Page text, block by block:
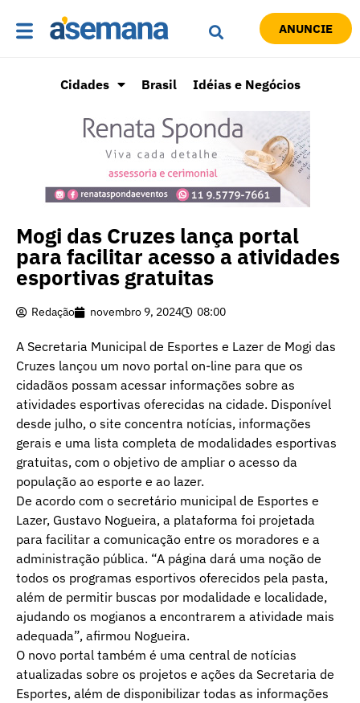
ANUNCIE
Cidades Brasil Idéias e Negócios
Mogi das Cruzes lança portal
para facilitar acesso a atividades
esportivas gratuitas
Redação novembro 9, 2024 08:00
A Secretaria Municipal de Esportes e Lazer de Mogi das
Cruzes lançou um novo portal on-line para que os
cidadãos possam acessar informações sobre as
atividades esportivas oferecidas na cidade. Disponível
desde julho, o site concentra notícias, informações
gerais e uma lista completa de modalidades esportivas
gratuitas, com o objetivo de ampliar o acesso da
população ao esporte e ao lazer.
De acordo com o secretário municipal de Esportes e
Lazer, Gustavo Nogueira, a plataforma foi projetada
para facilitar a comunicação entre os moradores e a
administração pública. “A página dará uma noção de
todos os programas esportivos oferecidos pela pasta,
além de permitir buscas por modalidade e localidade,
ajudando os mogianos a encontrarem a atividade mais
adequada”, afirmou Nogueira.
O novo portal também é uma central de notícias
atualizadas sobre os projetos e ações da Secretaria de
Esportes, além de disponibilizar todas as informações